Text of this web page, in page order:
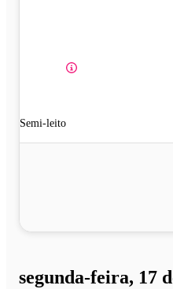
Semi-leito
segunda-feira, 17